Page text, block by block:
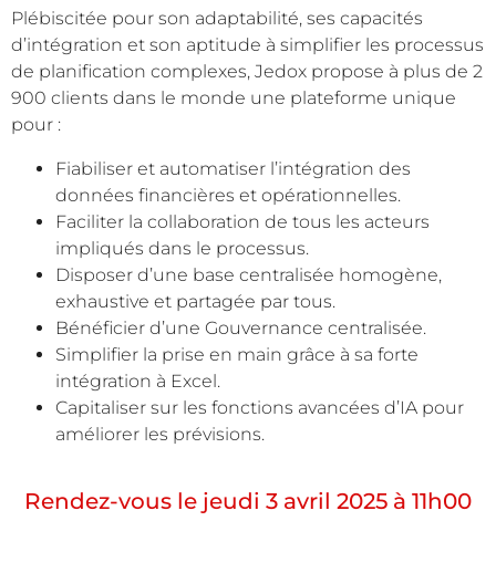
Plébiscitée pour son adaptabilité, ses capacités
d’intégration et son aptitude à simplifier les processus
de planification complexes, Jedox propose à plus de 2
900 clients dans le monde une plateforme unique
pour :
Fiabiliser et automatiser l’intégration des
données financières et opérationnelles.
Faciliter la collaboration de tous les acteurs
impliqués dans le processus.
Disposer d’une base centralisée homogène,
exhaustive et partagée par tous.
Bénéficier d’une Gouvernance centralisée.
Simplifier la prise en main grâce à sa forte
intégration à Excel.
Capitaliser sur les fonctions avancées d’IA pour
améliorer les prévisions.
Rendez-vous le jeudi 3 avril 2025 à 11h00